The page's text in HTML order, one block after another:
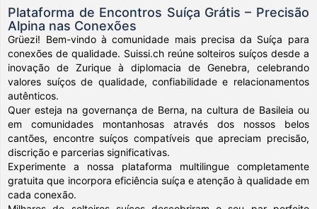
Plataforma de Encontros Suíça Grátis – Precisão
Alpina nas Conexões
Grüezi! Bem-vindo à comunidade mais precisa da Suíça para
conexões de qualidade. Suissi.ch reúne solteiros suíços desde a
inovação de Zurique à diplomacia de Genebra, celebrando
valores suíços de qualidade, confiabilidade e relacionamentos
autênticos.
Quer esteja na governança de Berna, na cultura de Basileia ou
em comunidades montanhosas através dos nossos belos
cantões, encontre suíços compatíveis que apreciam precisão,
discrição e parcerias significativas.
Experimente a nossa plataforma multilingue completamente
gratuita que incorpora eficiência suíça e atenção à qualidade em
cada conexão.